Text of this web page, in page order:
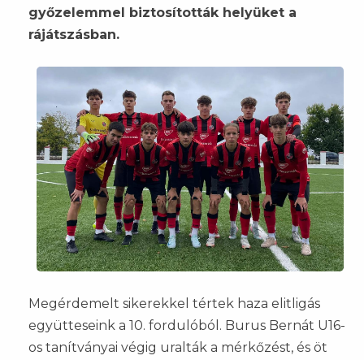
győzelemmel biztosították helyüket a
rájátszásban.
Megérdemelt sikerekkel tértek haza elitligás
együtteseink a 10. fordulóból. Burus Bernát U16-
os tanítványai végig uralták a mérkőzést, és öt